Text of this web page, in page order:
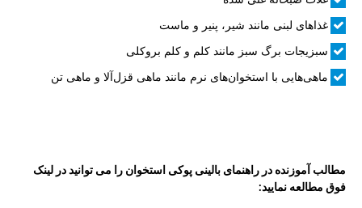
غذاهای لبنی مانند شیر، پنیر و ماست
سبزیجات برگ سبز مانند کلم و کلم بروکلی
ماهی‌هایی با استخوان‌های نرم مانند ماهی قزل‌آلا و ماهی تن
مطالب آموزنده در راهنمای بالینی پوکی استخوان را می توانید در لینک
فوق مطالعه نمایید: